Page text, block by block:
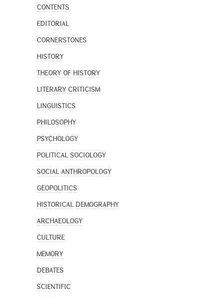
CONTENTS
EDITORIAL
CORNERSTONES
HISTORY
THEORY OF HISTORY
LITERARY CRITICISM
LINGUISTICS
PHILOSOPHY
PSYCHOLOGY
POLITICAL SOCIOLOGY
SOCIAL ANTHROPOLOGY
GEOPOLITICS
HISTORICAL DEMOGRAPHY
ARCHAEOLOGY
CULTURE
MEMORY
DEBATES
SCIENTIFIC